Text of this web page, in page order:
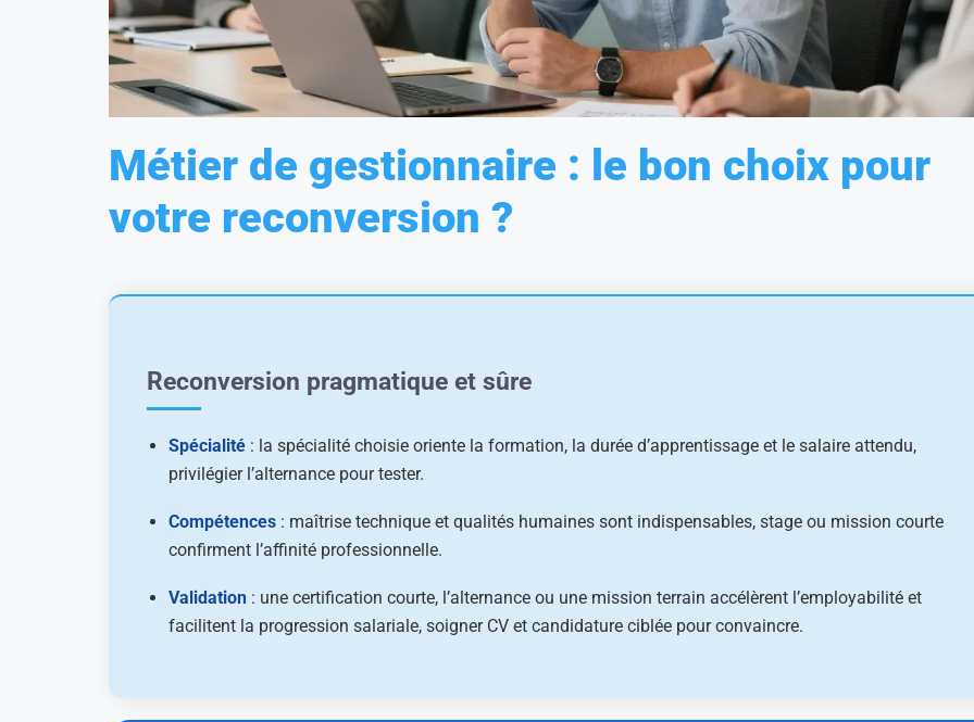
Métier de gestionnaire : le bon choix pour
votre reconversion ?
Reconversion pragmatique et sûre
Spécialité : la spécialité choisie oriente la formation, la durée d’apprentissage et le salaire attendu,
privilégier l’alternance pour tester.
Compétences : maîtrise technique et qualités humaines sont indispensables, stage ou mission courte
confirment l’affinité professionnelle.
Validation : une certification courte, l’alternance ou une mission terrain accélèrent l’employabilité et
facilitent la progression salariale, soigner CV et candidature ciblée pour convaincre.